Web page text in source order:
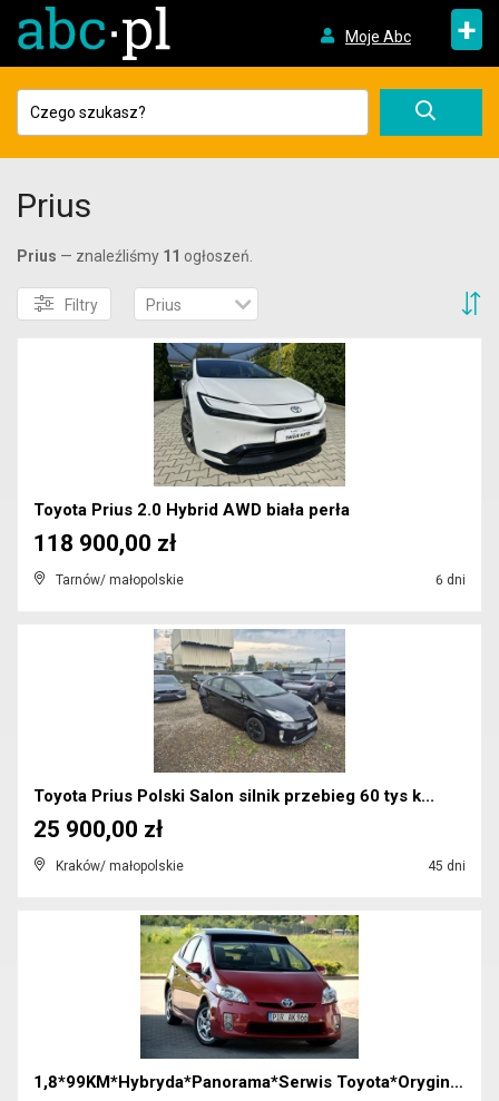
Moje Abc +
Prius
Prius — znaleźliśmy 11 ogłoszeń.
Filtry Prius
Toyota Prius 2.0 Hybrid AWD biała perła
Tarnów/ małopolskie 6 dni
118 900,00 zł
Toyota Prius Polski Salon silnik przebieg 60 tys k...
Kraków/ małopolskie 45 dni
25 900,00 zł
1,8*99KM*Hybryda*Panorama*Serwis Toyota*Oryginał*N...